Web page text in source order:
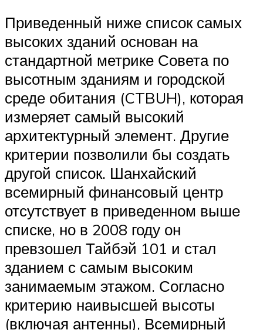
Приведенный ниже список самых
высоких зданий основан на
стандартной метрике Совета по
высотным зданиям и городской
среде обитания (CTBUH), которая
измеряет самый высокий
архитектурный элемент. Другие
критерии позволили бы создать
другой список. Шанхайский
всемирный финансовый центр
отсутствует в приведенном выше
списке, но в 2008 году он
превзошел Тайбэй 101 и стал
зданием с самым высоким
занимаемым этажом. Согласно
критерию наивысшей высоты
(включая антенны), Всемирный